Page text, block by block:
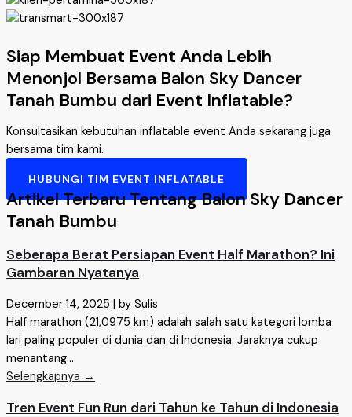
Siap Membuat Event Anda Lebih
Menonjol Bersama Balon Sky Dancer
Tanah Bumbu dari Event Inflatable?
Konsultasikan kebutuhan inflatable event Anda sekarang juga
bersama tim kami.
HUBUNGI TIM EVENT INFLATABLE
Artikel Terbaru Tentang Balon Sky Dancer
Tanah Bumbu
Seberapa Berat Persiapan Event Half Marathon? Ini
Gambaran Nyatanya
December 14, 2025 | by Sulis
Half marathon (21,0975 km) adalah salah satu kategori lomba
lari paling populer di dunia dan di Indonesia. Jaraknya cukup
menantang...
Selengkapnya →
Tren Event Fun Run dari Tahun ke Tahun di Indonesia